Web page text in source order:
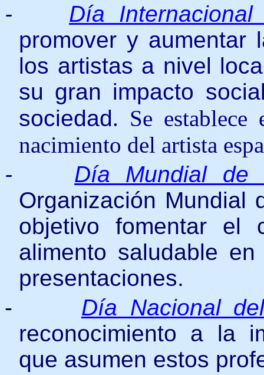
- Día
promover y aumentar
los artistas a nivel
su gran impacto
sociedad. Se establece
nacimiento del artista
- Día Mundial de
Organización Mundial
objetivo fomentar el
alimento saludable
presentaciones.
-
Día Nacional
reconocimiento a la
que asumen estos